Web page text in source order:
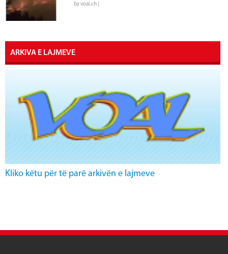
by voal.ch |
ARKIVA E LAJMEVE
Kliko këtu për të parë arkivën e lajmeve